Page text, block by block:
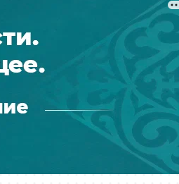
Курильщик
уберёг: кто
Audi в Астане
Вчера 17:33
Скандал в
особенный
центра